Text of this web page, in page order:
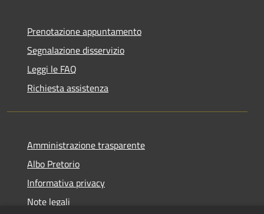
Prenotazione appuntamento
Segnalazione disservizio
Leggi le FAQ
Richiesta assistenza
Amministrazione trasparente
Albo Pretorio
Informativa privacy
Note legali